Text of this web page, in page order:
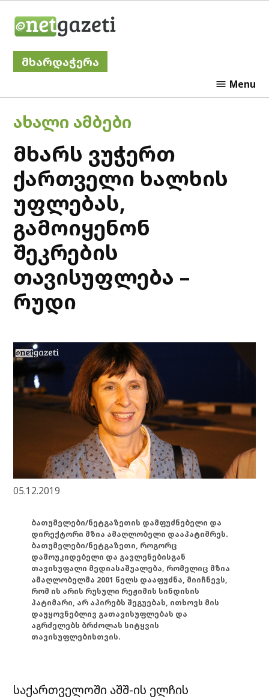
მხარდაჭერა
Menu
POSTED
IN
ᲐᲮᲐᲚᲘ ᲐᲛᲑᲔᲑᲘ
მხარს ვუჭერთ
ქართველი ხალხის
უფლებას,
გამოიყენონ
შეკრების
თავისუფლება –
რუდი
05.12.2019
ბათუმელები/ნეტგაზეთის დამფუძნებელი და
დირექტორი მზია ამაღლობელი დააპატიმრეს.
ბათუმელები/ნეტგაზეთი, როგორც
დამოუკიდებელი და გავლენებისგან
თავისუფალი მედიასაშუალება, რომელიც მზია
ამაღლობელმა 2001 წელს დააფუძნა, მიიჩნევს,
რომ ის არის რუსული რეჟიმის სინდისის
პატიმარი, არ აპირებს შეგუებას, ითხოვს მის
დაუყოვნებლივ გათავისუფლებას და
აგრძელებს ბრძოლას სიტყვის
თავისუფლებისთვის.
საქართველოში აშშ-ის ელჩის